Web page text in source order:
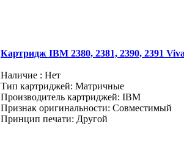
Картридж IBM 2380, 2381, 2390, 2391
Наличие : Нет
Тип картриджей: Матричные
Производитель картриджей: IBM
Признак оригинальности: Совместимый
Принцип печати: Другой